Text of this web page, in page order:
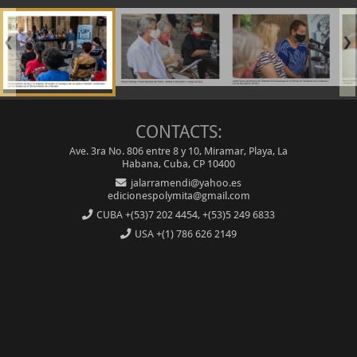
❮ ❯
CONTACTS:
Ave. 3ra No. 806 entre 8 y 10, Miramar, Playa, La
Habana, Cuba, CP 10400
jalarramendi@yahoo.es
edicionespolymita@gmail.com
CUBA+(53)7 202 4454, +(53)5 249 6833
USA+(1) 786 626 2149